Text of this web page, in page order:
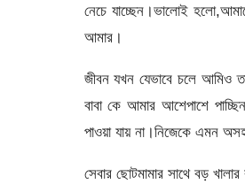
নেচে যাচ্ছেন।ভালোই
আমার।
জীবন যখন যেভাবে চলে আমিও
বাবা কে আমার আশেপাশে
পাওয়া যায় না।নিজেকে এমন
সেবার ছোটমামার সাথে বড়